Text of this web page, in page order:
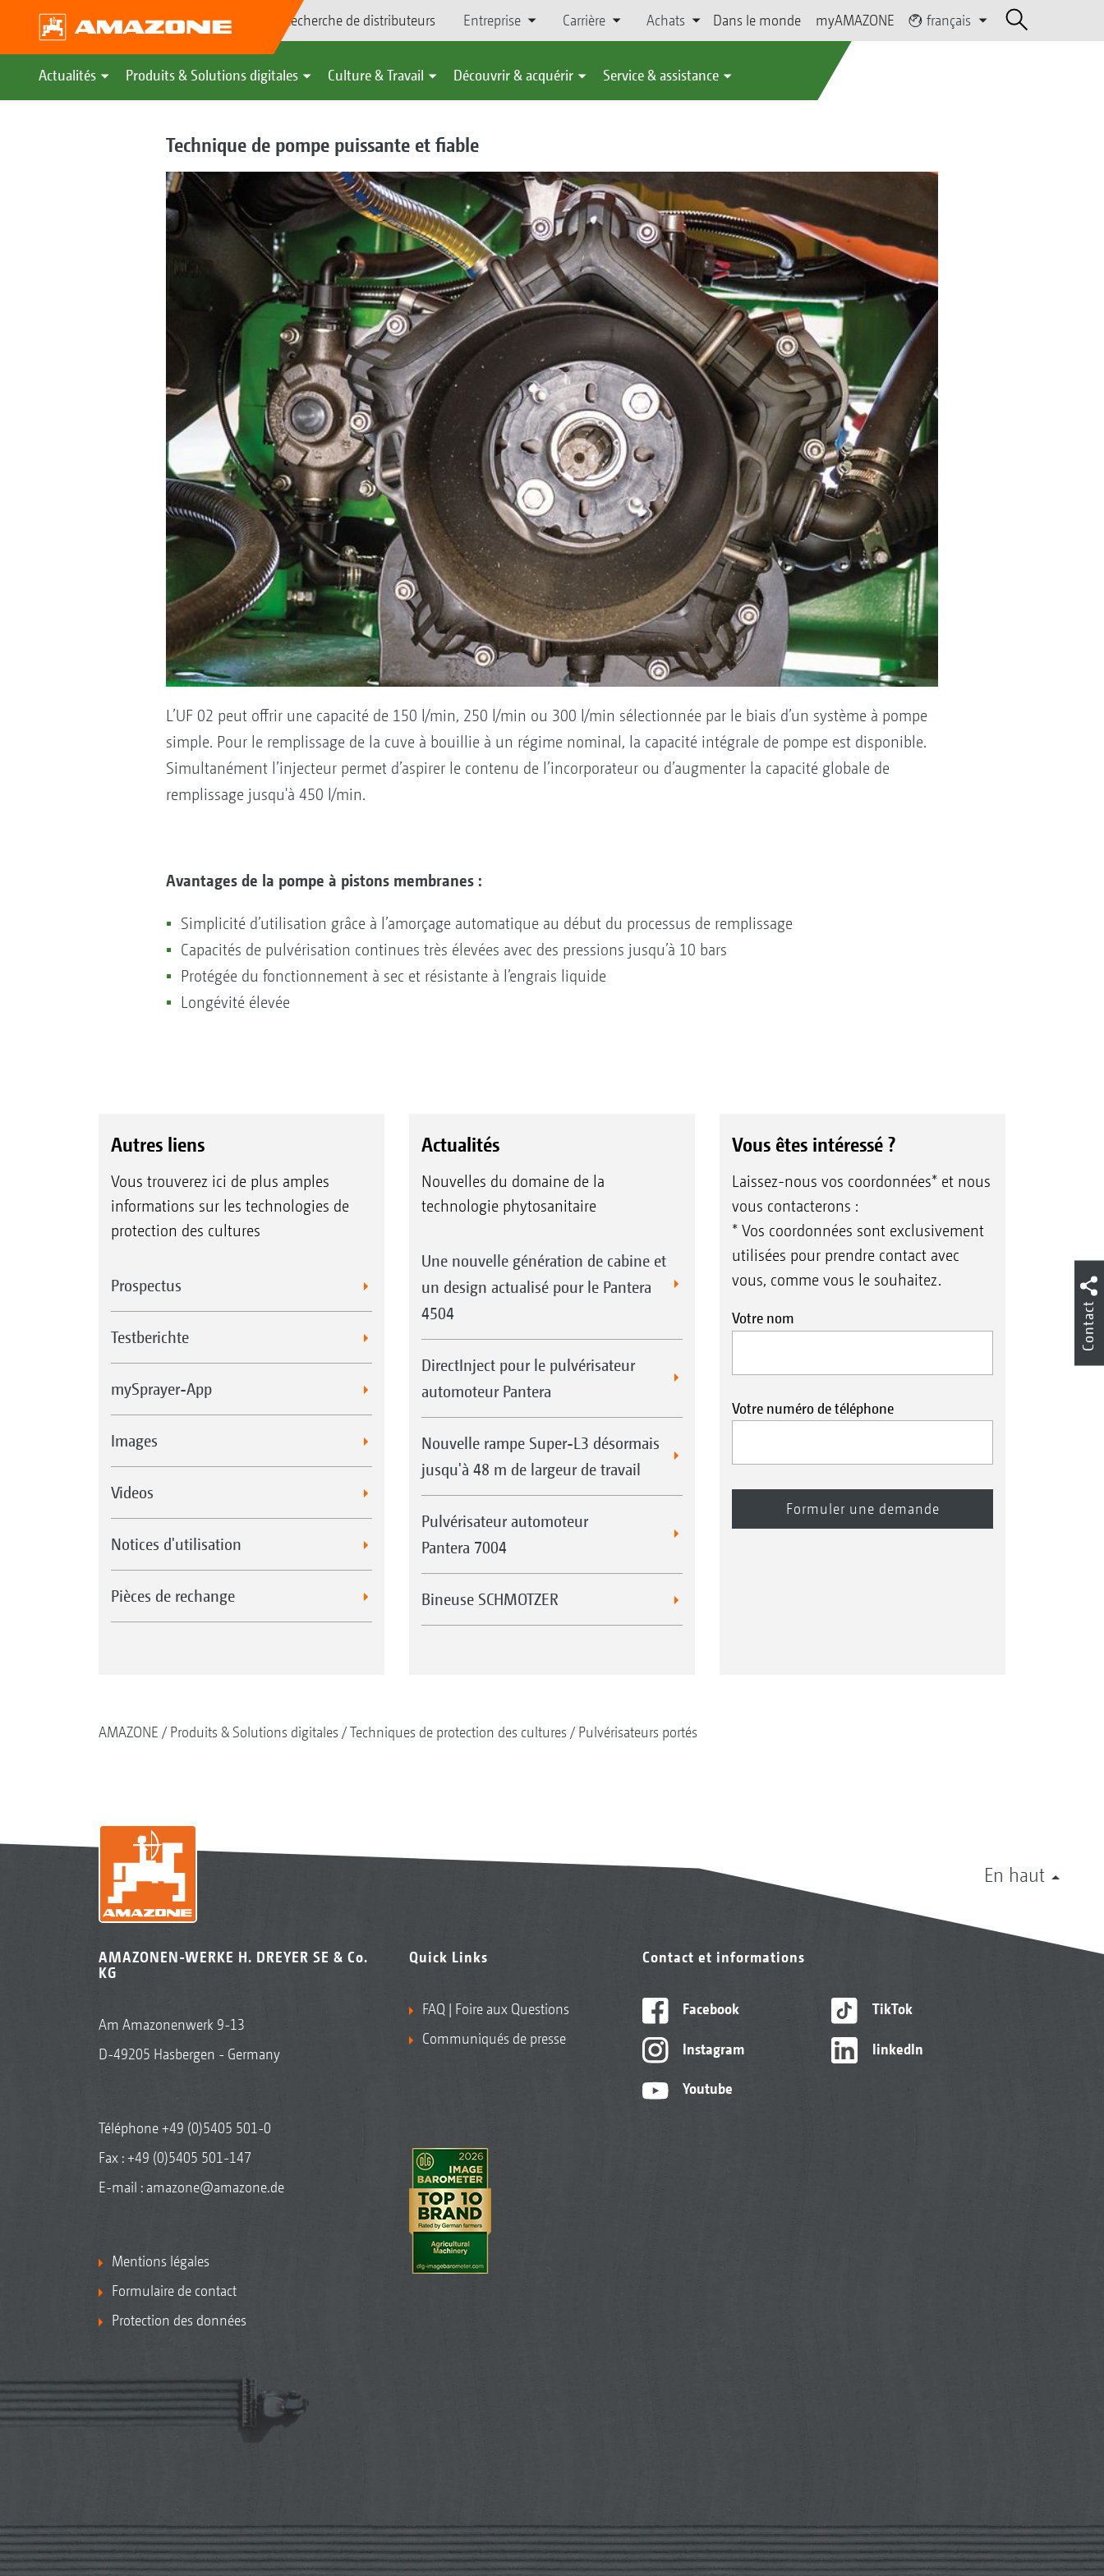
Recherche de distributeurs Entreprise Carrière Achats Dans le monde myAMAZONE français
Actualités Produits & Solutions digitales Culture & Travail Découvrir & acquérir Service & assistance
Technique de pompe puissante et fiable
L’UF 02 peut offrir une capacité de 150 l/min, 250 l/min ou 300 l/min sélectionnée par le biais d’un système à pompe
simple. Pour le remplissage de la cuve à bouillie à un régime nominal, la capacité intégrale de pompe est disponible.
Simultanément l’injecteur permet d’aspirer le contenu de l’incorporateur ou d’augmenter la capacité globale de
remplissage jusqu'à 450 l/min.
Avantages de la pompe à pistons membranes :
Simplicité d’utilisation grâce à l’amorçage automatique au début du processus de remplissage
Capacités de pulvérisation continues très élevées avec des pressions jusqu’à 10 bars
Protégée du fonctionnement à sec et résistante à l’engrais liquide
Longévité élevée
Autres liens
Vous trouverez ici de plus amples
informations sur les technologies de
protection des cultures
Prospectus
Testberichte
mySprayer-App
Images
Videos
Notices d'utilisation
Pièces de rechange
Actualités
Nouvelles du domaine de la
technologie phytosanitaire
Une nouvelle génération de cabine et
un design actualisé pour le Pantera
4504
DirectInject pour le pulvérisateur
automoteur Pantera
Nouvelle rampe Super-L3 désormais
jusqu'à 48 m de largeur de travail
Pulvérisateur automoteur
Pantera 7004
Bineuse SCHMOTZER
Vous êtes intéressé ?
Laissez-nous vos coordonnées* et nous
vous contacterons :
* Vos coordonnées sont exclusivement
utilisées pour prendre contact avec
vous, comme vous le souhaitez.
Votre nom
Votre numéro de téléphone
AMAZONE Produits & Solutions digitales Techniques de protection des cultures Pulvérisateurs portés
En haut
AMAZONEN-WERKE H. DREYER SE & Co.
KG
Am Amazonenwerk 9-13
D-49205 Hasbergen - Germany
Téléphone+49 (0)5405 501-0
Fax : +49 (0)5405 501-147
E-mail : amazone@amazone.de
Mentions légales
Formulaire de contact
Protection des données
Quick Links
FAQ | Foire aux Questions
Communiqués de presse
Contact et informations
Facebook
Instagram
Youtube
TikTok
linkedIn
Contact